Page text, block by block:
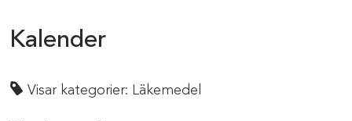
Kalender
Visar kategorier: Läkemedel